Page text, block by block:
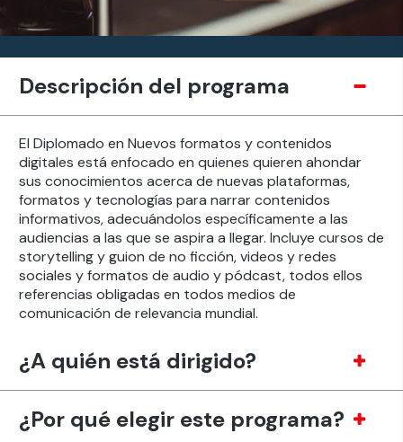
Descripción del programa
El Diplomado en Nuevos formatos y contenidos
digitales está enfocado en quienes quieren ahondar
sus conocimientos acerca de nuevas plataformas,
formatos y tecnologías para narrar contenidos
informativos, adecuándolos específicamente a las
audiencias a las que se aspira a llegar. Incluye cursos de
storytelling y guion de no ficción, videos y redes
sociales y formatos de audio y pódcast, todos ellos
referencias obligadas en todos medios de
comunicación de relevancia mundial.
¿A quién está dirigido?
¿Por qué elegir este programa?